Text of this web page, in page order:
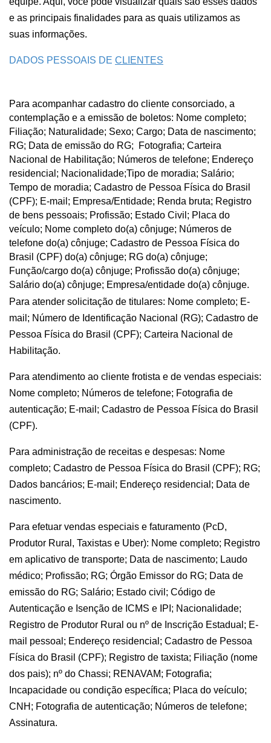
e as principais finalidades para as quais utilizamos as
suas informações.
DADOS PESSOAIS DE CLIENTES
Para acompanhar cadastro do cliente consorciado, a
contemplação e a emissão de boletos: Nome completo;
Filiação; Naturalidade; Sexo; Cargo; Data de nascimento;
RG; Data de emissão do RG;  Fotografia; Carteira
Nacional de Habilitação; Números de telefone; Endereço
residencial; Nacionalidade;Tipo de moradia; Salário;
Tempo de moradia; Cadastro de Pessoa Física do Brasil
(CPF); E-mail; Empresa/Entidade; Renda bruta; Registro
de bens pessoais; Profissão; Estado Civil; Placa do
veículo; Nome completo do(a) cônjuge; Números de
telefone do(a) cônjuge; Cadastro de Pessoa Física do
Brasil (CPF) do(a) cônjuge; RG do(a) cônjuge;
Função/cargo do(a) cônjuge; Profissão do(a) cônjuge;
Salário do(a) cônjuge; Empresa/entidade do(a) cônjuge.
Para atender solicitação de titulares: Nome completo; E-
mail; Número de Identificação Nacional (RG); Cadastro de
Pessoa Física do Brasil (CPF); Carteira Nacional de
Habilitação.
Para atendimento ao cliente frotista e de vendas especiais:
Nome completo; Números de telefone; Fotografia de
autenticação; E-mail; Cadastro de Pessoa Física do Brasil
(CPF).
Para administração de receitas e despesas: Nome
completo; Cadastro de Pessoa Física do Brasil (CPF); RG;
Dados bancários; E-mail; Endereço residencial; Data de
nascimento.
Para efetuar vendas especiais e faturamento (PcD,
Produtor Rural, Taxistas e Uber): Nome completo; Registro
em aplicativo de transporte; Data de nascimento; Laudo
médico; Profissão; RG; Órgão Emissor do RG; Data de
emissão do RG; Salário; Estado civil; Código de
Autenticação e Isenção de ICMS e IPI; Nacionalidade;
Registro de Produtor Rural ou nº de Inscrição Estadual; E-
mail pessoal; Endereço residencial; Cadastro de Pessoa
Física do Brasil (CPF); Registro de taxista; Filiação (nome
dos pais); nº do Chassi; RENAVAM; Fotografia;
Incapacidade ou condição específica; Placa do veículo;
CNH; Fotografia de autenticação; Números de telefone;
Assinatura.